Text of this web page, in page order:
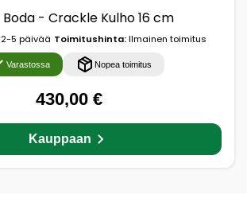
- Crackle Kulho 16 cm
2-5 päivää Toimitushinta:Ilmainen toimitus
Varastossa Nopea toimitus
430,00 €
Kauppaan